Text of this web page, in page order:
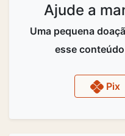
Ajude a
Uma pequena
esse
Pix